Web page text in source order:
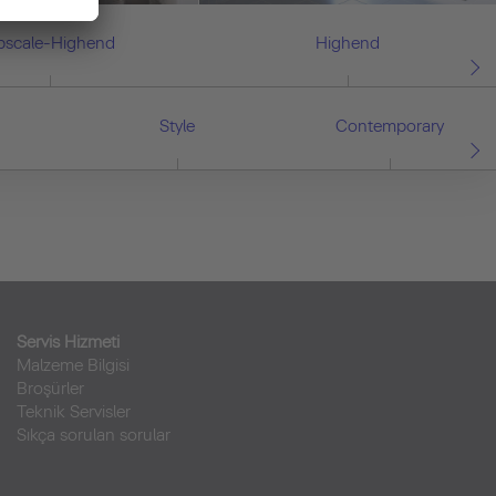
Highend Highend
Style Contemporary
Servis Hizmeti
Malzeme Bilgisi
Broşürler
Teknik Servisler
Sıkça sorulan sorular